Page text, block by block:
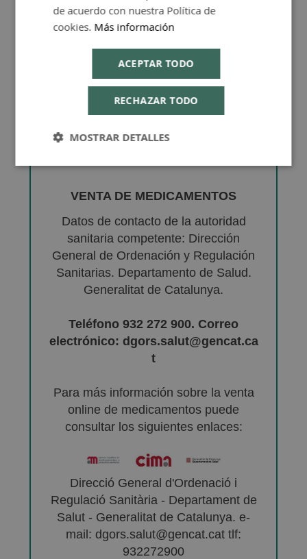
VENTA DE MEDICAMENTOS
Datos de contacto de la autoridad
sanitaria competente: Dirección
General de Ordenación y Regulación
Sanitarias. Departamento de Salud.
Generalitat de Catalunya.
Teléfono 932 272 900. Correo
electrónico: dgors.salut@gencat.ca
t
Para más información sobre la venta
online de medicamentos puede
consultar los siguientes enlaces:
Direcció General d'Ordenació i
Regulació Sanitària - Departament de
Salut - Generalitat de Catalunya. e-
mail: dgors.salut@gencat.cat tlf:
932272900
de acuerdo con nuestra Política de
cookies. Más información
ACEPTAR TODO
RECHAZAR TODO
MOSTRAR DETALLES